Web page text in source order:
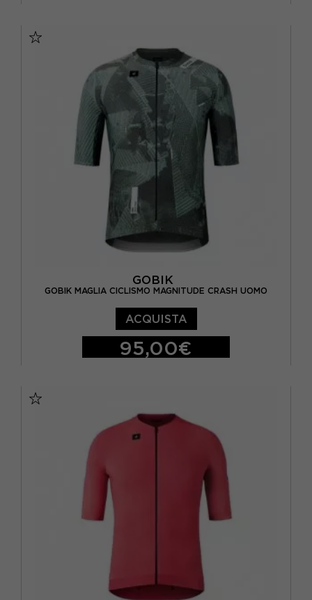
GOBIK
GOBIK MAGLIA CICLISMO MAGNITUDE CRASH UOMO
ACQUISTA
95,00€